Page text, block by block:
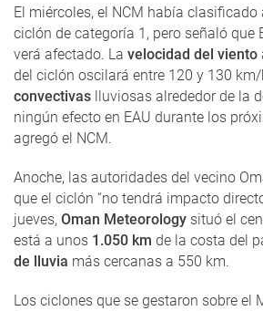
El miércoles, el NCM había clasificado
ciclón de categoría 1, pero señaló que
verá afectado. La velocidad del viento
del ciclón oscilará entre 120 y 130
convectivas lluviosas alrededor de la
ningún efecto en EAU durante los
agregó el NCM.
Anoche, las autoridades del vecino
que el ciclón “no tendrá impacto
jueves, Oman Meteorology situó el
está a unos 1.050 km de la costa del
de lluvia más cercanas a 550 km.
Los ciclones que se gestaron sobre el